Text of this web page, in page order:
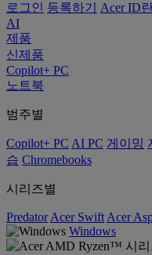
로그인
등록하기
Acer ID
AI
제품
신제품
Copilot+ PC
노트북
범주별
Copilot+ PC AI PC 게이밍
습 Chromebooks
시리즈별
Predator Acer Swift Acer
Windows